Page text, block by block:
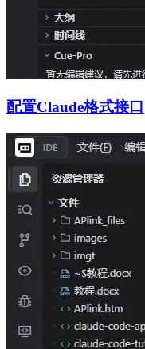
配置Claude格式接口